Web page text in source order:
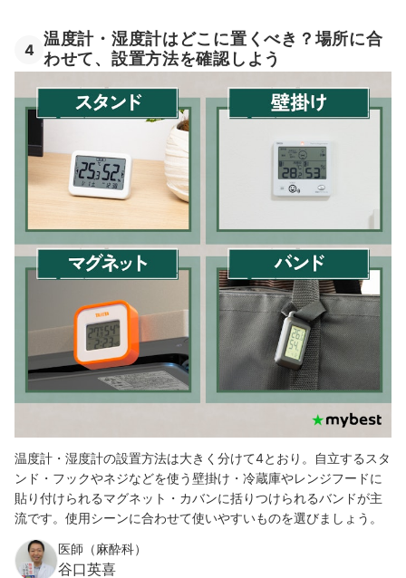
4
温度計・湿度計はどこに置くべき？場所に合
わせて、設置方法を確認しよう
温度計・湿度計の設置方法は大きく分けて4とおり。自立するスタ
ンド・フックやネジなどを使う壁掛け・冷蔵庫やレンジフードに
貼り付けられるマグネット・カバンに括りつけられるバンドが主
流です。使用シーンに合わせて使いやすいものを選びましょう。
医師（麻酔科）
谷口英喜